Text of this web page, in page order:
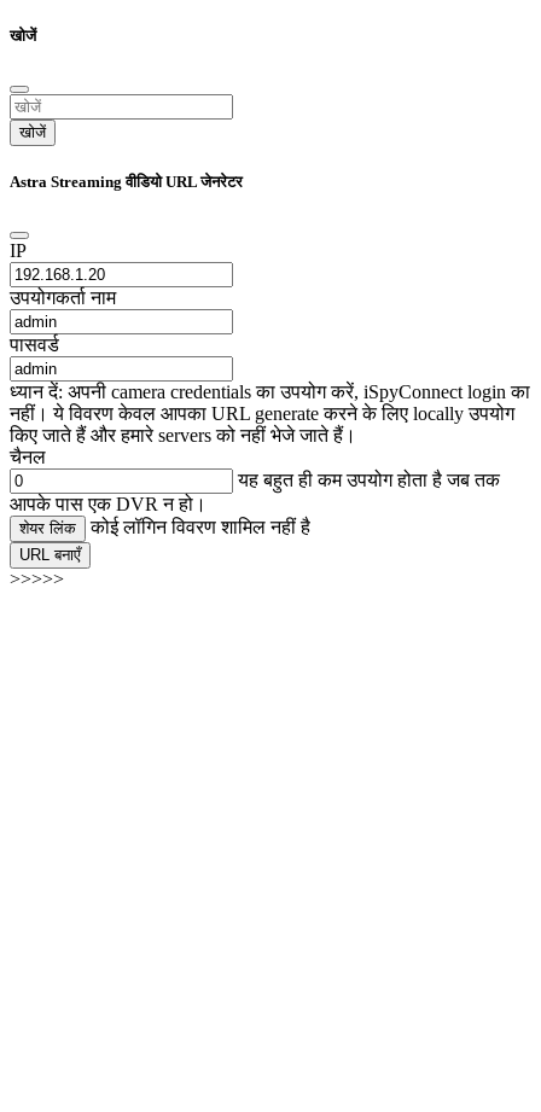
खोजें
खोजें
Astra Streaming वीडियो URL जेनरेटर
IP
उपयोगकर्ता नाम
पासवर्ड
ध्यान दें: अपनी camera credentials का उपयोग करें, iSpyConnect login का
नहीं। ये विवरण केवल आपका URL generate करने के लिए locally उपयोग
किए जाते हैं और हमारे servers को नहीं भेजे जाते हैं।
चैनल
यह बहुत ही कम उपयोग होता है जब तक
आपके पास एक DVR न हो।
शेयर लिंक कोई लॉगिन विवरण शामिल नहीं है
URL बनाएँ
>>>>>